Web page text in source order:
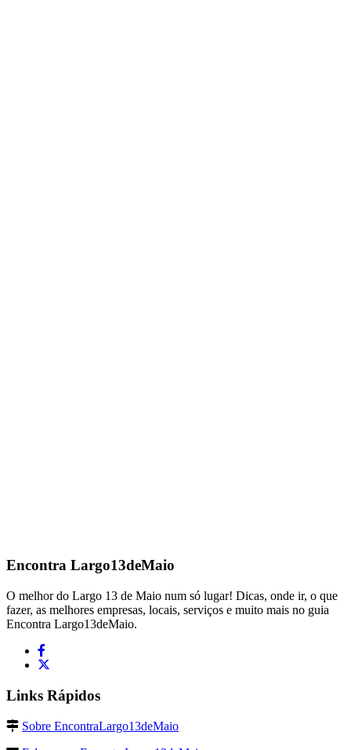
Encontra Largo13deMaio
O melhor do Largo 13 de Maio num só lugar! Dicas, onde ir, o que
fazer, as melhores empresas, locais, serviços e muito mais no guia
Encontra Largo13deMaio.
Links Rápidos
Sobre EncontraLargo13deMaio